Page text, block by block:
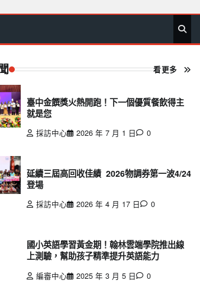
首 要 娛 生 社 文 公 運 旅 政 地
方
專
欄
看更多
臺中金饌獎火熱開跑！下一個優質餐飲得主
就是您
採訪中心 2026 年 7 月 1 日 0
延續三屆高回收佳績 2026物調券第一波4/24
登場
採訪中心 2026 年 4 月 17 日 0
國小英語學習黃金期！翰林雲端學院推出線
上測驗，幫助孩子精準提升英語能力
編審中心 2025 年 3 月 5 日 0